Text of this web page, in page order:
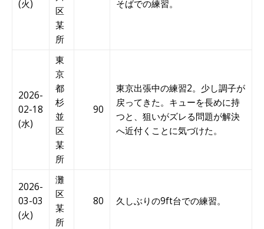
(火)
区
某
所
そばでの練習。
2026-
02-18
(水)
東
京
都
杉
並
区
某
所
90
東京出張中の練習2。少し調子が
戻ってきた。キューを長めに持
つと、狙いがズレる問題が解決
へ近付くことに気づけた。
2026-
03-03
(火)
灘
区
某
所
80 久しぶりの9ft台での練習。